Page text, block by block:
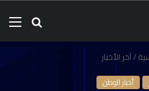
/آخر الأخبار
أخبار الوطن